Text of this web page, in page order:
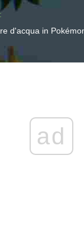
d'acqua in
ad